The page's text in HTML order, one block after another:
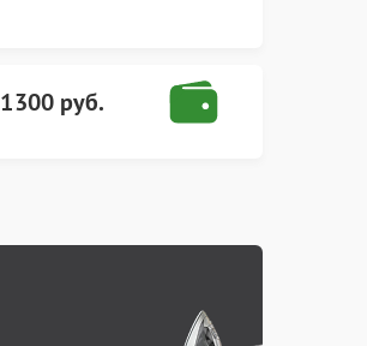
1300 руб.